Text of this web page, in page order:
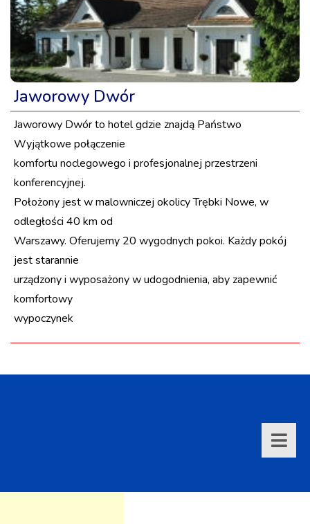
Jaworowy Dwór
Jaworowy Dwór to hotel gdzie znajdą Państwo
Wyjątkowe połączenie
komfortu noclegowego i profesjonalnej przestrzeni
konferencyjnej.
Położony jest w malowniczej okolicy Trębki Nowe, w
odległości 40 km od
Warszawy. Oferujemy 20 wygodnych pokoi. Każdy pokój
jest starannie
urządzony i wyposażony w udogodnienia, aby zapewnić
komfortowy
wypoczynek